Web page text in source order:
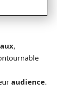
,
audience.